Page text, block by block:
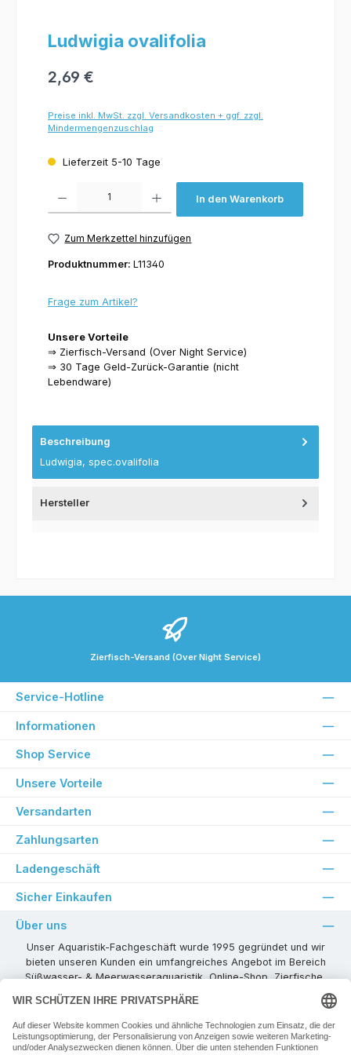
Ludwigia ovalifolia
2,69 €
Preise inkl. MwSt. zzgl. Versandkosten + ggf. zzgl.
Mindermengenzuschlag
Lieferzeit 5-10 Tage
In den Warenkorb
Zum Merkzettel hinzufügen
Produktnummer: L11340
Frage zum Artikel?
Unsere Vorteile
⇒ Zierfisch-Versand (Over Night Service)
⇒ 30 Tage Geld-Zurück-Garantie (nicht
Lebendware)
Beschreibung
Ludwigia, spec.ovalifolia
Hersteller
Zierfisch-Versand (Over Night Service)
Service-Hotline
Informationen
Shop Service
Unsere Vorteile
Versandarten
Zahlungsarten
Ladengeschäft
Sicher Einkaufen
Über uns
Unser Aquaristik-Fachgeschäft wurde 1995 gegründet und wir
bieten unseren Kunden ein umfangreiches Angebot im Bereich
Süßwasser- & Meerwasseraquaristik, Online-Shop, Zierfische,
Pflanzen, Aquarienkombinationen, Technikzubehör usw. ! Als
kompetenter Aquaristik-Fachhandelspartner stehen wir Ihnen für
alle Ihre Projekte und Einrichtungs- oder Besatzwünsche zur
Verfügung!